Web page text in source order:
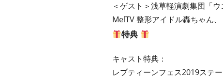
＜ゲスト＞浅草軽演劇集団「
MelTV 整形アイドル轟ちゃん、
特典
キャスト特典：
レプティーンフェス2019ステ